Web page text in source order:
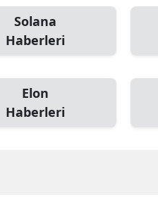
Solana
Haberleri
Elon
Haberleri